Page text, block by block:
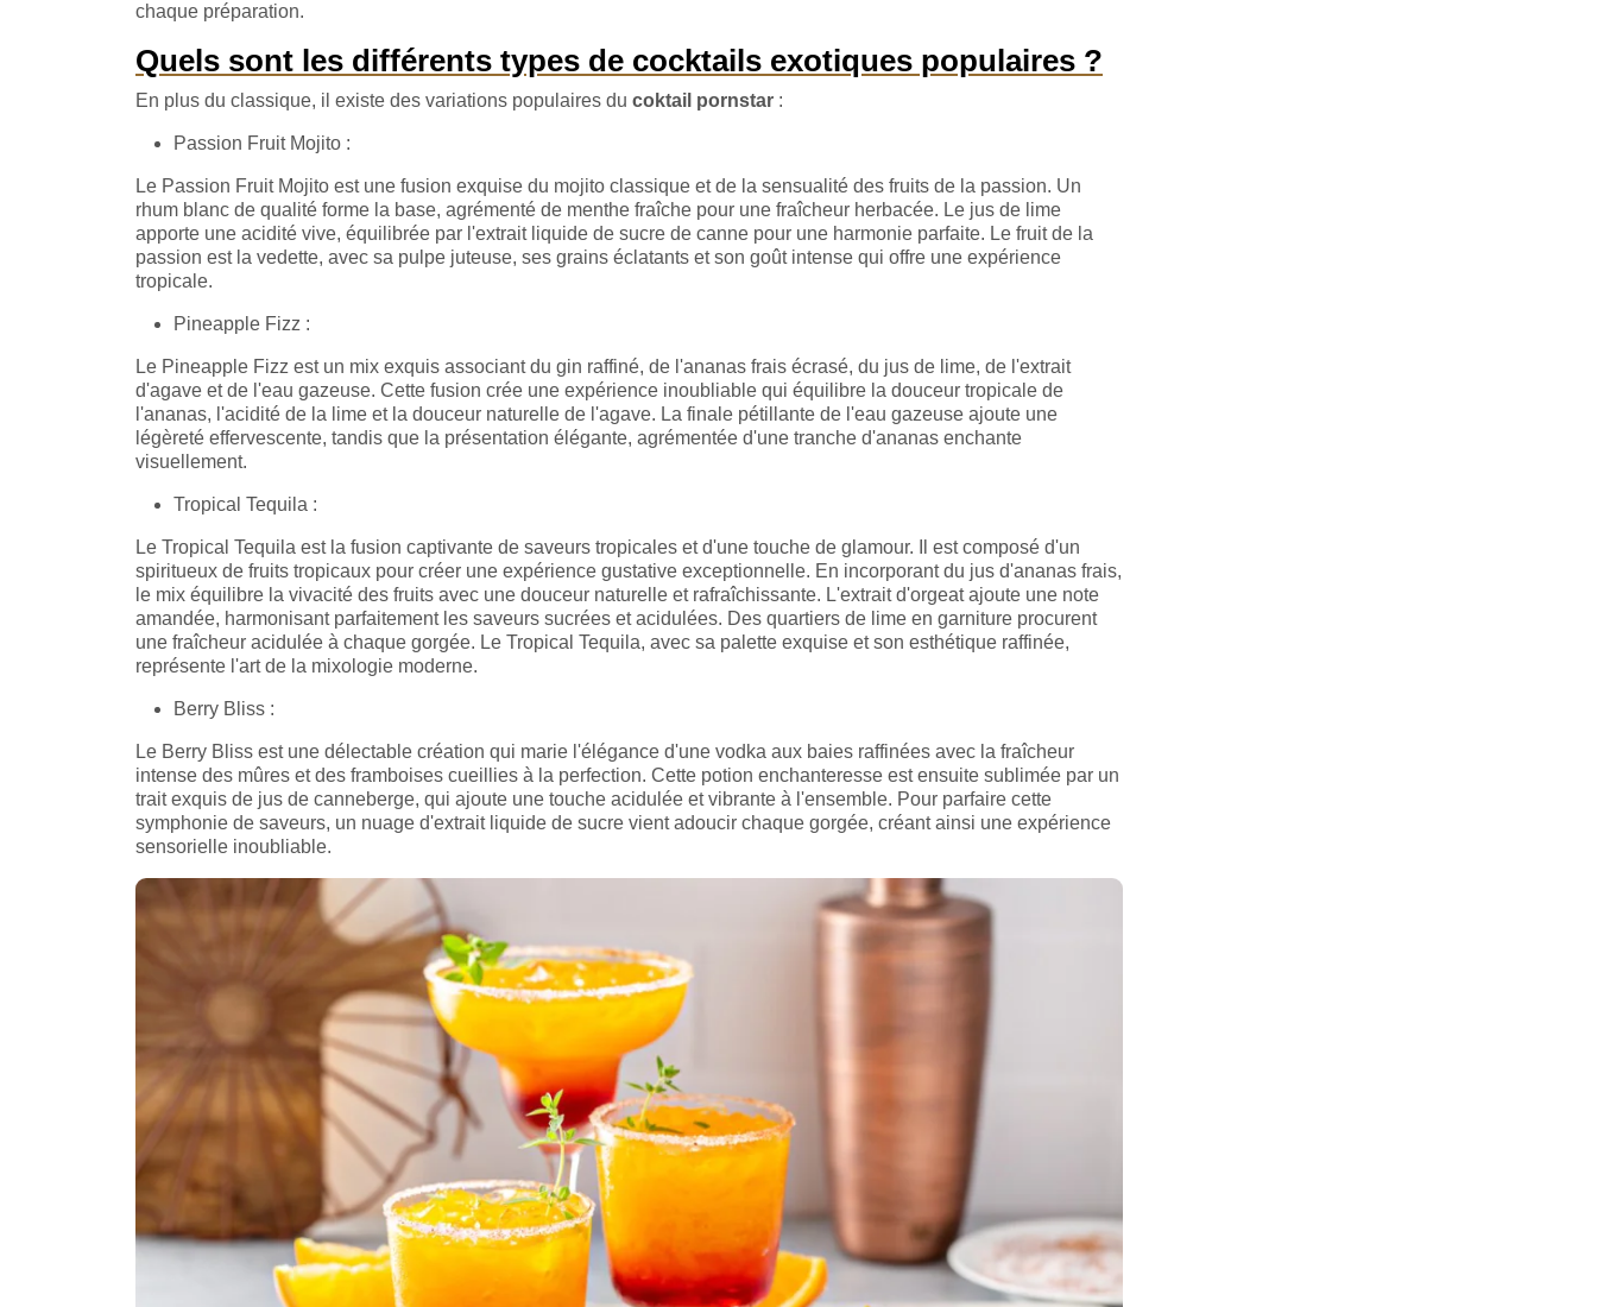
chaque préparation.
Quels sont les différents types de cocktails exotiques populaires ?
En plus du classique, il existe des variations populaires du coktail pornstar :
Passion Fruit Mojito :
Le Passion Fruit Mojito est une fusion exquise du mojito classique et de la sensualité des fruits de la passion. Un
rhum blanc de qualité forme la base, agrémenté de menthe fraîche pour une fraîcheur herbacée. Le jus de lime
apporte une acidité vive, équilibrée par l'extrait liquide de sucre de canne pour une harmonie parfaite. Le fruit de la
passion est la vedette, avec sa pulpe juteuse, ses grains éclatants et son goût intense qui offre une expérience
tropicale.
Pineapple Fizz :
Le Pineapple Fizz est un mix exquis associant du gin raffiné, de l'ananas frais écrasé, du jus de lime, de l'extrait
d'agave et de l'eau gazeuse. Cette fusion crée une expérience inoubliable qui équilibre la douceur tropicale de
l'ananas, l'acidité de la lime et la douceur naturelle de l'agave. La finale pétillante de l'eau gazeuse ajoute une
légèreté effervescente, tandis que la présentation élégante, agrémentée d'une tranche d'ananas enchante
visuellement.
Tropical Tequila :
Le Tropical Tequila est la fusion captivante de saveurs tropicales et d'une touche de glamour. Il est composé d'un
spiritueux de fruits tropicaux pour créer une expérience gustative exceptionnelle. En incorporant du jus d'ananas frais,
le mix équilibre la vivacité des fruits avec une douceur naturelle et rafraîchissante. L'extrait d'orgeat ajoute une note
amandée, harmonisant parfaitement les saveurs sucrées et acidulées. Des quartiers de lime en garniture procurent
une fraîcheur acidulée à chaque gorgée. Le Tropical Tequila, avec sa palette exquise et son esthétique raffinée,
représente l'art de la mixologie moderne.
Berry Bliss :
Le Berry Bliss est une délectable création qui marie l'élégance d'une vodka aux baies raffinées avec la fraîcheur
intense des mûres et des framboises cueillies à la perfection. Cette potion enchanteresse est ensuite sublimée par un
trait exquis de jus de canneberge, qui ajoute une touche acidulée et vibrante à l'ensemble. Pour parfaire cette
symphonie de saveurs, un nuage d'extrait liquide de sucre vient adoucir chaque gorgée, créant ainsi une expérience
sensorielle inoubliable.